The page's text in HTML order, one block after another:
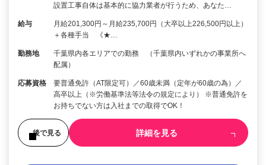
設置工事自体は基本的に協力業者が行うため、あなた…
給与
月給201,300円～月給235,700円（大卒以上226,500円以上）
＋各種手当 《★…
勤務地
千葉県内各エリアでの勤務 （千葉県内いずれかの事業所へ
配属）
応募資格
要普通免許（AT限定可）／60歳未満（定年が60歳の為）／
高卒以上（※労働基準法等法令の規定により） ※普通免許を
お持ちでない方は入社までの取得でOK！
後で見る 詳細を見る